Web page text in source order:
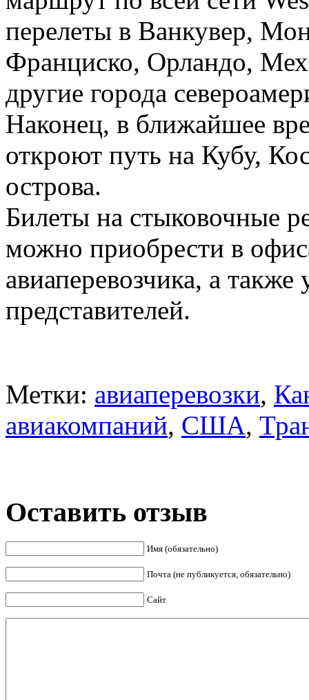
перелеты в Ванкувер,
Франциско, Орландо,
другие города
Наконец, в ближайшее
откроют путь на Кубу,
острова.
Билеты на стыковочные
можно приобрести в
авиаперевозчика, а
представителей.
Метки: авиаперевозки,
авиакомпаний, США,
Оставить отзыв
Имя (обязательно)
Почта (не публикуется, обязательно)
Сайт